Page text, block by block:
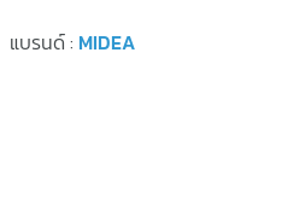
แบรนด์ : MIDEA